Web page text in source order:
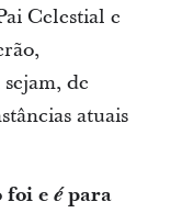
Celestial e
de
atuais
foi eépara